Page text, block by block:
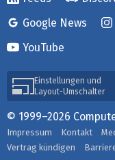
Google News
YouTube
Einstellungen und
Layout-Umschalter
© 1999–2026
Impressum Kontakt
Vertrag kündigen